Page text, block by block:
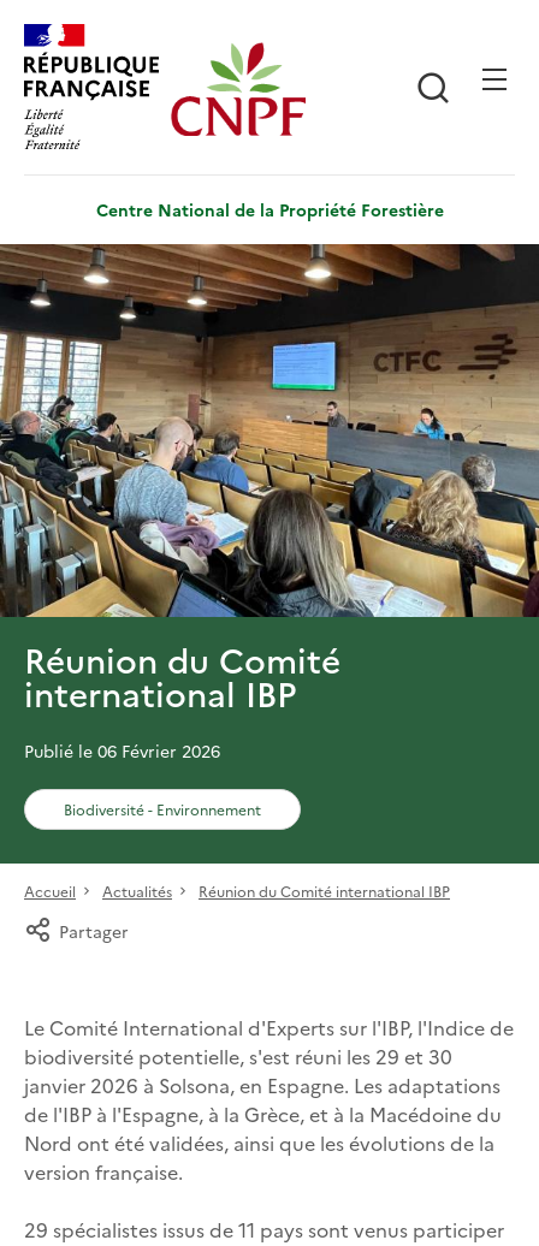
contenu
principal
Centre National de la Propriété Forestière
Réunion du Comité
international IBP
Publié le 06 Février 2026
Biodiversité - Environnement
Accueil Actualités Réunion du Comité international IBP
Partager
Le Comité International d'Experts sur l'IBP, l'Indice de
biodiversité potentielle, s'est réuni les 29 et 30
janvier 2026 à Solsona, en Espagne. Les adaptations
de l'IBP à l'Espagne, à la Grèce, et à la Macédoine du
Nord ont été validées, ainsi que les évolutions de la
version française.
29 spécialistes issus de 11 pays sont venus participer